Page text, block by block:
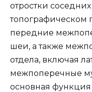
отростки
топографическом
передние
шеи, а также
отдела, включая
межпоперечные
основная функция